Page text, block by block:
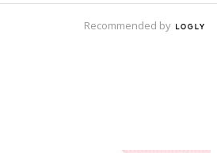
Recommended by